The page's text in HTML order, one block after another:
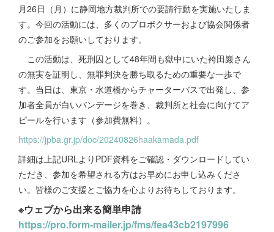
月26日（月）に静岡地方裁判所での要請行動を実施いたしま
す。今回の活動には、多くのプロボクサーおよび協会関係者
のご参加をお願いしております。
この活動は、死刑囚として48年間も獄中にいた袴田巖さん
の無実を証明し、無罪判決を勝ち取るための重要な一歩で
す。当日は、東京・水道橋からチャーターバスで出発し、参
加者全員が白いバンデージを巻き、裁判所と社会に向けてア
ピールを行います（参加費無料）。
https://jpba.gr.jp/doc/20240826haakamada.pdf
詳細は上記URLよりPDF資料をご確認・ダウンロードしてい
ただき、参加を希望される方はお早めにお申し込みくださ
い。皆様のご支援とご協力を心よりお待ちしております。
※ウェブから出来る簡単申請
https://pro.form-mailer.jp/fms/fea43cb2197996